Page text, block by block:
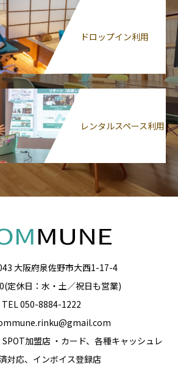
ドロップイン利用
レンタルスペース利用
大阪府泉佐野市大西1-17-4
定休日：水・土／祝日も営業)
TEL 050-8884-1222
加盟店 ・カード、各種キャッシュレ
対応、インボイス登録店